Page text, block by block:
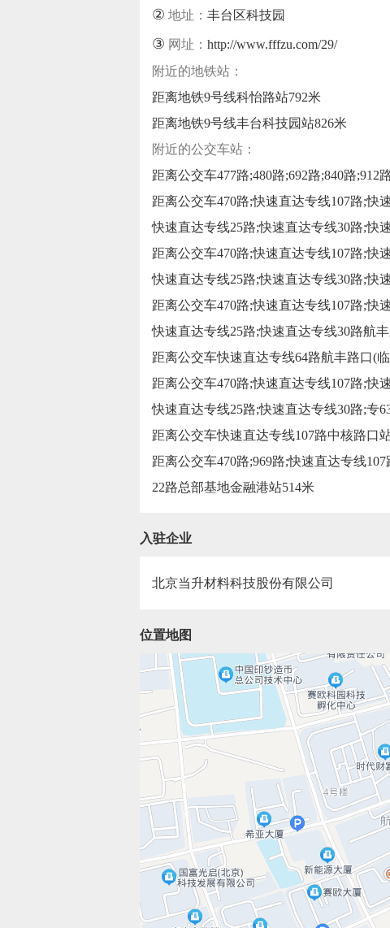
② 地址： 丰台区科技园
③ 网址： http://www.fffzu.com/29/
附近的地铁站：
距离地铁9号线科怡路站792米
距离地铁9号线丰台科技园站826米
附近的公交车站：
距离公交车477路;480路;692路;840路
距离公交车470路;快速直达专线107路;快
快速直达专线25路;快速直达专线30路;快
距离公交车470路;快速直达专线107路;快
快速直达专线25路;快速直达专线30路;快
距离公交车470路;快速直达专线107路;快
快速直达专线25路;快速直达专线30路航
距离公交车快速直达专线64路航丰路口(
距离公交车470路;快速直达专线107路;快
快速直达专线25路;快速直达专线30路;专
距离公交车快速直达专线107路中核路口
距离公交车470路;969路;快速直达专线
22路总部基地金融港站514米
入驻企业
北京当升材料科技股份有限公司
位置地图